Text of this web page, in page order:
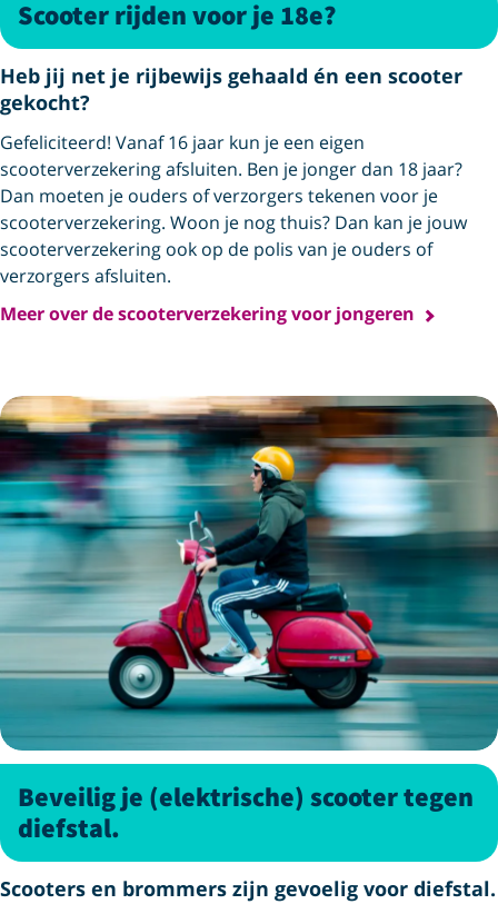
Scooter rijden voor je 18e?
Heb jij net je rijbewijs gehaald én een scooter
gekocht?
Gefeliciteerd! Vanaf 16 jaar kun je een eigen
scooterverzekering afsluiten. Ben je jonger dan 18 jaar?
Dan moeten je ouders of verzorgers tekenen voor je
scooterverzekering. Woon je nog thuis? Dan kan je jouw
scooterverzekering ook op de polis van je ouders of
verzorgers afsluiten.
Meer over de scooterverzekering voor jongeren
Beveilig je (elektrische) scooter tegen
diefstal.
Scooters en brommers zijn gevoelig voor diefstal.